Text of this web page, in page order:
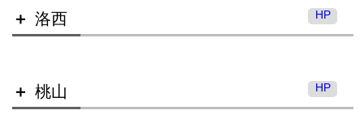
北嵯峨高等学校
桂高等学校
洛西 HP
桃山 HP